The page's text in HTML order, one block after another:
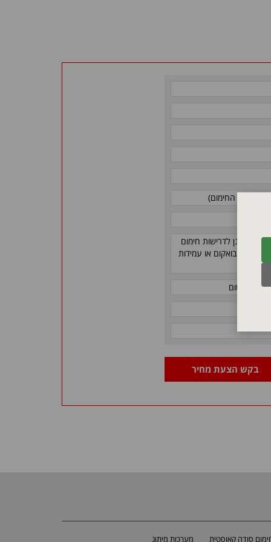
גוף החימום)
המתוכנן לדרישות חימום
פליטת גזים נמוכה בואקום או עמידות
בקש הצעת מחיר
סודה קאוסטית
מערכות מיתוג